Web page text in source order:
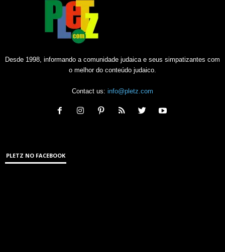
Desde 1998, informando a comunidade judaica e seus simpatizantes com
o melhor do conteúdo judaico.
Contact us: info@pletz.com
PLETZ NO FACEBOOK